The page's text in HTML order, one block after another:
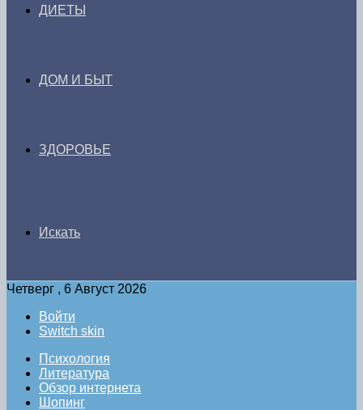
ДИЕТЫ
ДОМ И БЫТ
ЗДОРОВЬЕ
Искать
Четверг , 6 Август 2026
Войти
Switch skin
Психология
Литература
Обзор интернета
Шопинг